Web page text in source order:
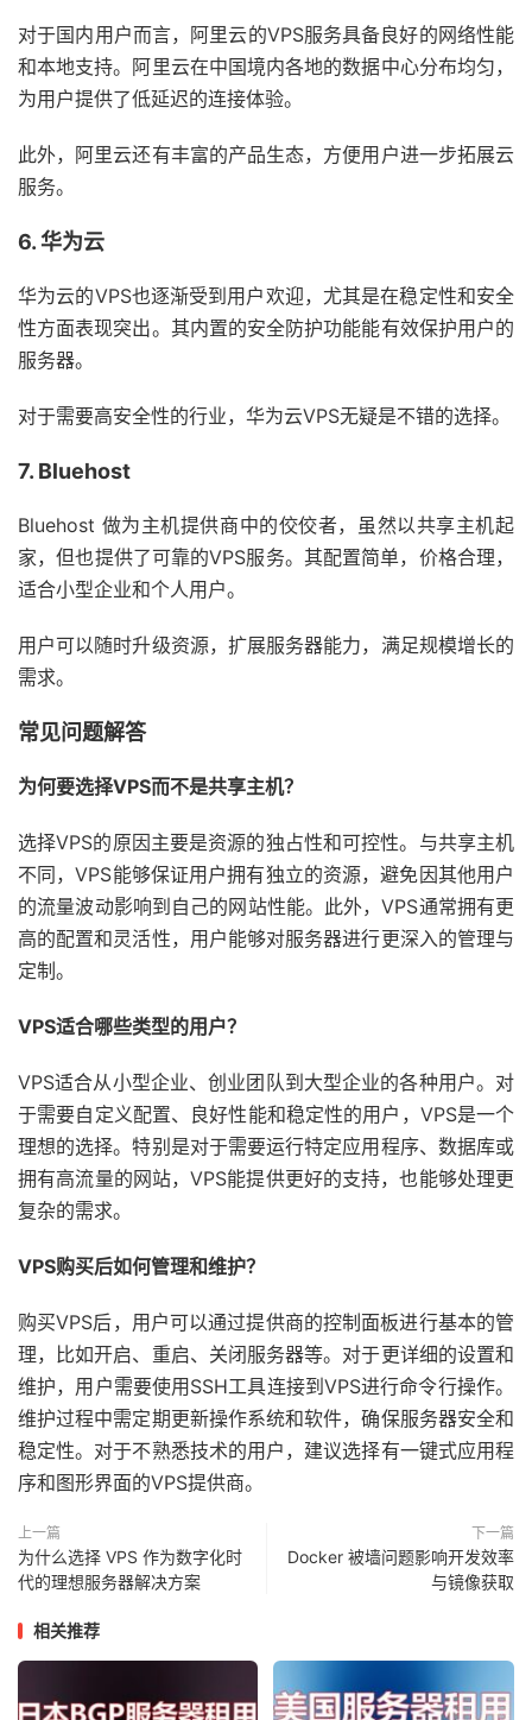
对于国内用户而言，阿里云的VPS服务具备良好的网络性能
和本地支持。阿里云在中国境内各地的数据中心分布均匀，
为用户提供了低延迟的连接体验。
此外，阿里云还有丰富的产品生态，方便用户进一步拓展云
服务。
6. 华为云
华为云的VPS也逐渐受到用户欢迎，尤其是在稳定性和安全
性方面表现突出。其内置的安全防护功能能有效保护用户的
服务器。
对于需要高安全性的行业，华为云VPS无疑是不错的选择。
7. Bluehost
Bluehost 做为主机提供商中的佼佼者，虽然以共享主机起
家，但也提供了可靠的VPS服务。其配置简单，价格合理，
适合小型企业和个人用户。
用户可以随时升级资源，扩展服务器能力，满足规模增长的
需求。
常见问题解答
为何要选择VPS而不是共享主机？
选择VPS的原因主要是资源的独占性和可控性。与共享主机
不同，VPS能够保证用户拥有独立的资源，避免因其他用户
的流量波动影响到自己的网站性能。此外，VPS通常拥有更
高的配置和灵活性，用户能够对服务器进行更深入的管理与
定制。
VPS适合哪些类型的用户？
VPS适合从小型企业、创业团队到大型企业的各种用户。对
于需要自定义配置、良好性能和稳定性的用户，VPS是一个
理想的选择。特别是对于需要运行特定应用程序、数据库或
拥有高流量的网站，VPS能提供更好的支持，也能够处理更
复杂的需求。
VPS购买后如何管理和维护？
购买VPS后，用户可以通过提供商的控制面板进行基本的管
理，比如开启、重启、关闭服务器等。对于更详细的设置和
维护，用户需要使用SSH工具连接到VPS进行命令行操作。
维护过程中需定期更新操作系统和软件，确保服务器安全和
稳定性。对于不熟悉技术的用户，建议选择有一键式应用程
序和图形界面的VPS提供商。
上一篇
为什么选择 VPS 作为数字化时
代的理想服务器解决方案
下一篇
Docker 被墙问题影响开发效率
与镜像获取
相关推荐